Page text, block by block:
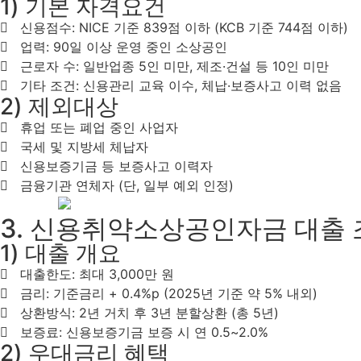
1) 기본 자격요건
신용점수: NICE 기준 839점 이하 (KCB 기준 744점 이하)
업력: 90일 이상 운영 중인 소상공인
근로자 수: 일반업종 5인 미만, 제조·건설 등 10인 미만
기타 조건: 신용관리 교육 이수, 체납·보증사고 이력 없음
2) 제외대상
휴업 또는 폐업 중인 사업자
국세 및 지방세 체납자
신용보증기금 등 보증사고 이력자
금융기관 연체자 (단, 일부 예외 인정)
3. 신용취약소상공인자금 대출
1) 대출 개요
대출한도: 최대 3,000만 원
금리: 기준금리 + 0.4%p (2025년 기준 약 5% 내외)
상환방식: 2년 거치 후 3년 분할상환 (총 5년)
보증료: 신용보증기금 보증 시 연 0.5~2.0%
2) 우대금리 혜택